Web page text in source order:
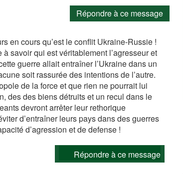
Répondre à ce message
en cours qu’est le conflit Ukraine-Russie !
savoir qui est véritablement l’agresseur et
guerre allait entraîner l’Ukraine dans un
soit rassurée des intentions de l’autre.
de la force et que rien ne pourrait lui
des des biens détruits et un recul dans le
devront arrêter leur rethorique
d’entraîner leurs pays dans des guerres
d’agression et de defense !
Répondre à ce message